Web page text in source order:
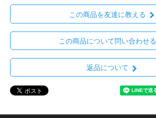
この商品を友達に教える
この商品について問い合わせる
返品について